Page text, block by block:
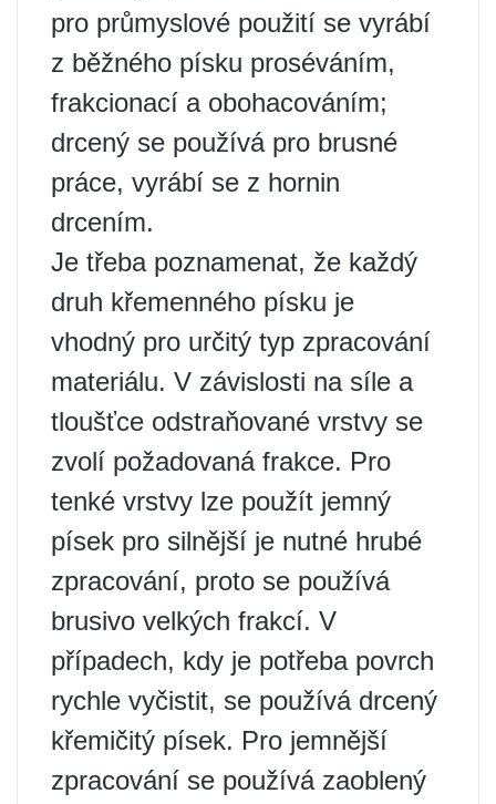
pro průmyslové použití se vyrábí
z běžného písku proséváním,
frakcionací a obohacováním;
drcený se používá pro brusné
práce, vyrábí se z hornin
drcením.
Je třeba poznamenat, že každý
druh křemenného písku je
vhodný pro určitý typ zpracování
materiálu. V závislosti na síle a
tloušťce odstraňované vrstvy se
zvolí požadovaná frakce. Pro
tenké vrstvy lze použít jemný
písek pro silnější je nutné hrubé
zpracování, proto se používá
brusivo velkých frakcí. V
případech, kdy je potřeba povrch
rychle vyčistit, se používá drcený
křemičitý písek. Pro jemnější
zpracování se používá zaoblený